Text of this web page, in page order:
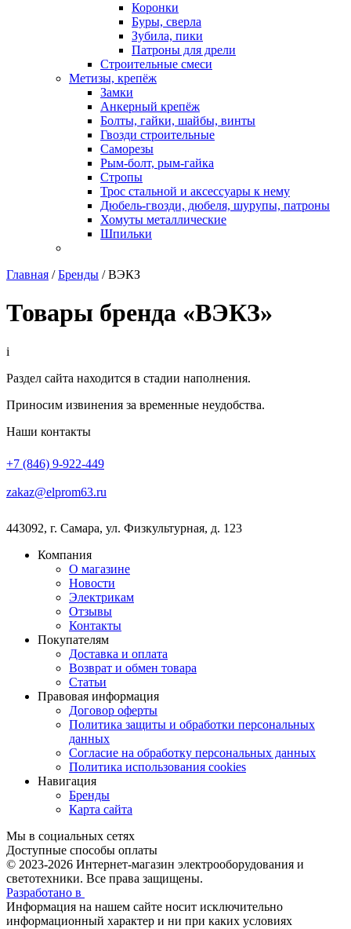
Коронки
Буры, сверла
Зубила, пики
Патроны для дрели
Строительные смеси
Метизы, крепёж
Замки
Анкерный крепёж
Болты, гайки, шайбы, винты
Гвозди строительные
Саморезы
Рым-болт, рым-гайка
Стропы
Трос стальной и аксессуары к нему
Дюбель-гвозди, дюбеля, шурупы, патроны
Хомуты металлические
Шпильки
Главная /Бренды /ВЭКЗ
Товары бренда «ВЭКЗ»
i
Раздел сайта находится в стадии наполнения.
Приносим извинения за временные неудобства.
Наши контакты
+7 (846) 9-922-449
zakaz@elprom63.ru
443092, г. Самара, ул. Физкультурная, д. 123
Компания
О магазине
Новости
Электрикам
Отзывы
Контакты
Покупателям
Доставка и оплата
Возврат и обмен товара
Статьи
Правовая информация
Договор оферты
Политика защиты и обработки персональных
данных
Согласие на обработку персональных данных
Политика использования cookies
Навигация
Бренды
Карта сайта
Мы в социальных сетях
Доступные способы оплаты
© 2023-2026 Интернет-магазин электрооборудования и
светотехники. Все права защищены.
Разработано в
Информация на нашем сайте носит исключительно
информационный характер и ни при каких условиях